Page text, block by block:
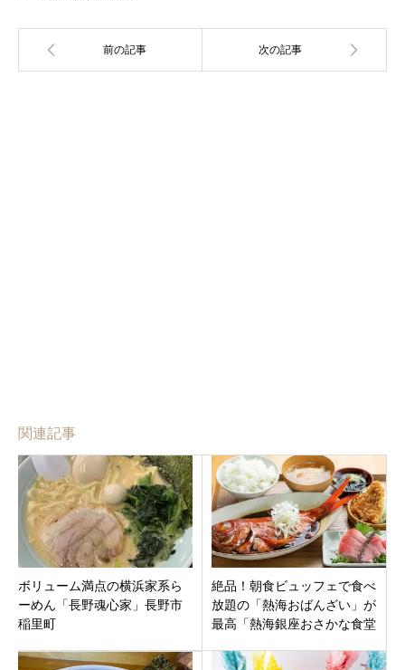
関連記事
ボリューム満点の横浜家系ら
ーめん「長野魂心家」長野市
稲里町
絶品！朝食ビュッフェで食べ
放題の「熱海おばんざい」が
最高「熱海銀座おさかな食堂
に8月8日オープン。